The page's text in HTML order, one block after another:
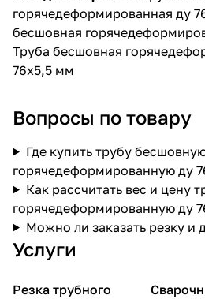
горячедеформированная ду
бесшовная
Труба бесшовная
76х5,5 мм
Вопросы по товару
Где купить трубу
горячедеформированную ду
Как рассчитать вес и цену
горячедеформированную ду
Можно ли заказать резку и
Услуги
Резка трубного